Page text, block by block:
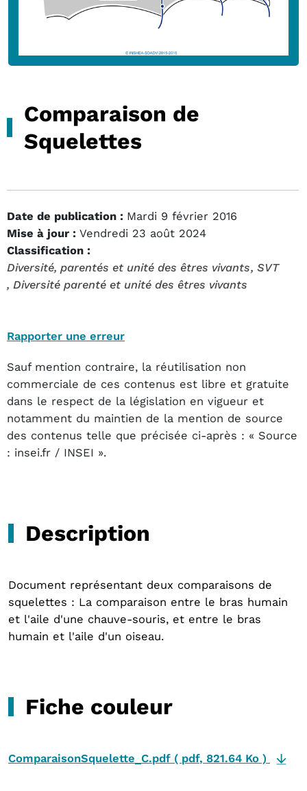
Comparaison de
Squelettes
Date de publication : Mardi 9 février 2016
Mise à jour : Vendredi 23 août 2024
Classification :
Diversité, parentés et unité des êtres vivants, SVT
, Diversité parenté et unité des êtres vivants
Rapporter une erreur
Sauf mention contraire, la réutilisation non
commerciale de ces contenus est libre et gratuite
dans le respect de la législation en vigueur et
notamment du maintien de la mention de source
des contenus telle que précisée ci-après : « Source
: insei.fr / INSEI ».
Description
Document représentant deux comparaisons de
squelettes : La comparaison entre le bras humain
et l'aile d'une chauve-souris, et entre le bras
humain et l'aile d'un oiseau.
Fiche couleur
ComparaisonSquelette_C.pdf ( pdf, 821.64 Ko )